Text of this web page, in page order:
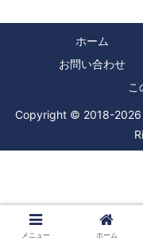
ホーム
お問い合わせ
こ
Copyright © 2018-2026
メニュー ホーム